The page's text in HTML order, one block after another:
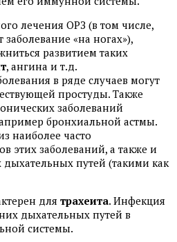
лечения ОРЗ (в том числе,
«на ногах»),
развитием таких
, ангина и т.д.
в ряде случаев могут
простуды. Также
заболеваний
бронхиальной астмы.
наиболее часто
этих заболеваний, а также и
путей (такими как
для трахеита. Инфекция
дыхательных путей в
системы.